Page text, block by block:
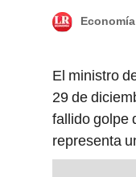
El ministro
29 de
fallido golpe
representa